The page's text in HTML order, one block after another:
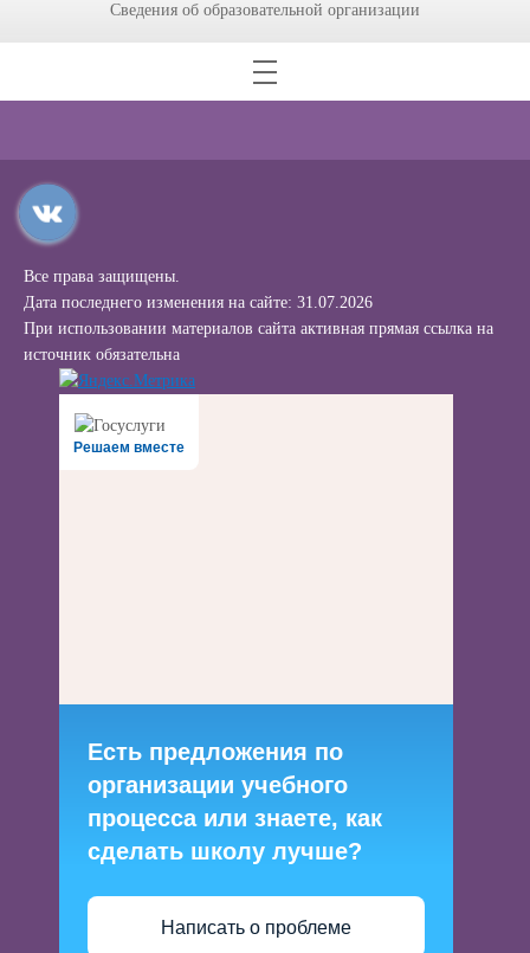
Сведения об образовательной организации
Все права защищены.
Дата последнего изменения на сайте: 31.07.2026
При использовании материалов сайта активная прямая ссылка на
источник обязательна
Решаем вместе
Есть предложения по
организации учебного
процесса или знаете, как
сделать школу лучше?
Написать о проблеме